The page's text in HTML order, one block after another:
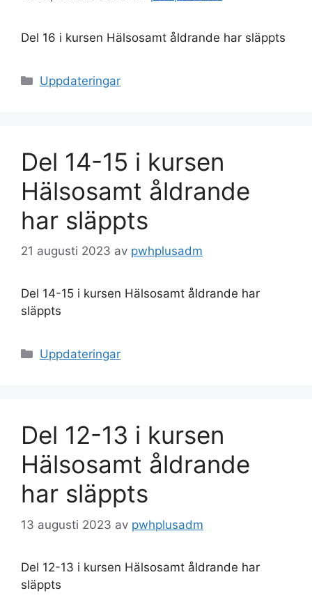
Del 16 i kursen Hälsosamt åldrande har släppts
Kategorier
Uppdateringar
Del 14-15 i kursen
Hälsosamt åldrande
har släppts
21 augusti 2023 av pwhplusadm
Del 14-15 i kursen Hälsosamt åldrande har
släppts
Kategorier
Uppdateringar
Del 12-13 i kursen
Hälsosamt åldrande
har släppts
13 augusti 2023 av pwhplusadm
Del 12-13 i kursen Hälsosamt åldrande har
släppts